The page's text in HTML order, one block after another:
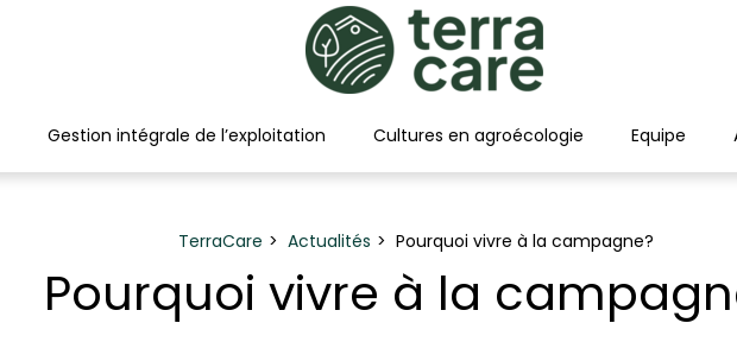
Gestion intégrale de l’exploitation Cultures en agroécologie Equipe
TerraCare Actualités Pourquoi vivre à la campagne?
Pourquoi vivre à la